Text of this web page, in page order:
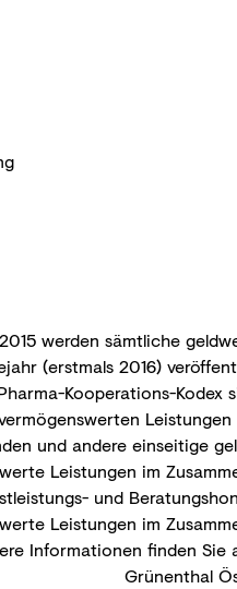
werden sämtliche
(erstmals 2016)
Kooperations-
und andere einseitige
Leistungen im
und
Leistungen im
Informationen finden Sie
Grünenthal